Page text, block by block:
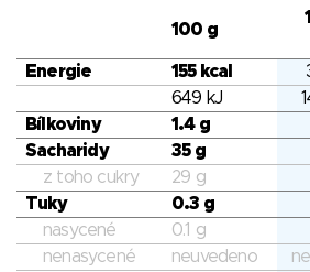
100 g
Energie 155 kcal
649 kJ
Bílkoviny
1.4 g
Sacharidy
35 g
z toho cukry
29 g
Tuky
0.3 g
nasycené
0.1 g
nenasycené
neuvedeno